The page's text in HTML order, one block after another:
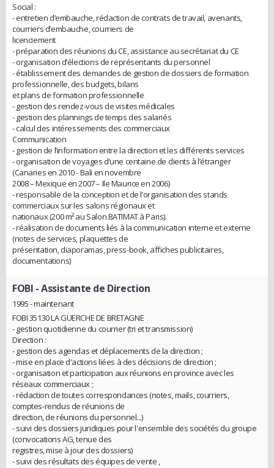
Social :
- entretien d’embauche, rédaction de contrats de travail, avenants,
courriers d’embauche, courriers de
licenciement
- préparation des réunions du CE, assistance au secrétariat du CE
- organisation d’élections de représentants du personnel
- établissement des demandes de gestion de dossiers de formation
professionnelle, des budgets, bilans
et plans de formation professionnelle
- gestion des rendez-vous de visites médicales
- gestion des plannings de temps des salariés
- calcul des intéressements des commerciaux
Communication
- gestion de l’information entre la direction et les différents services
- organisation de voyages d’une centaine de clients à l’étranger
(Canaries en 2010 - Bali en novembre
2008 – Mexique en 2007 – Ile Maurice en 2006)
- responsable de la conception et de l’organisation des stands
commerciaux sur les salons régionaux et
nationaux (200 m² au Salon BATIMAT à Paris).
- réalisation de documents liés à la communication interne et externe
(notes de services, plaquettes de
présentation, diaporamas, press-book, affiches publicitaires,
documentations)
FOBI - Assistante de Direction
1995 - maintenant
FOBI 35130 LA GUERCHE DE BRETAGNE
- gestion quotidienne du courrier (tri et transmission)
Direction :
- gestion des agendas et déplacements de la direction ;
- mise en place d'actions liées à des décisions de direction ;
- organisation et participation aux réunions en province avec les
réseaux commerciaux ;
- rédaction de toutes correspondances (notes, mails, courriers,
comptes-rendus de réunions de
direction, de réunions du personnel...)
- suivi des dossiers juridiques pour l'ensemble des sociétés du groupe
(convocations AG, tenue des
registres, mise à jour des dossiers)
- suivi des résultats des équipes de vente ,